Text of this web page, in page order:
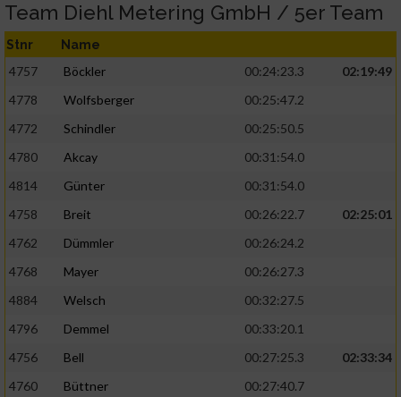
Team Diehl Metering GmbH / 5er Team
Stnr Name
4757 Böckler 00:24:23.3
02:19:49
4778
Wolfsberger
00:25:47.2
4772
Schindler
00:25:50.5
4780
Akcay
00:31:54.0
4814
Günter
00:31:54.0
4758
Breit 00:26:22.7
02:25:01
4762
Dümmler
00:26:24.2
4768
Mayer
00:26:27.3
4884
Welsch
00:32:27.5
4796
Demmel
00:33:20.1
4756
Bell 00:27:25.3
02:33:34
4760
Büttner
00:27:40.7